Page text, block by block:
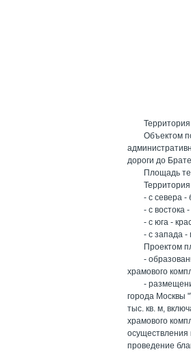
Объектом
дороги до
Площадь
- с севера -
- с востока
- с юга -
- с запада
Проектом
-
храмового
-
города Москвы
тыс. кв. м,
храмового
осуществления
проведение